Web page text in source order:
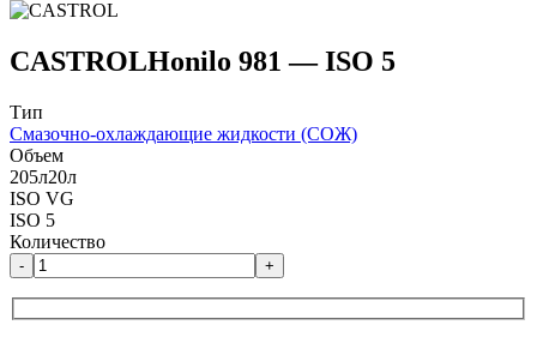
CASTROLHonilo 981 — ISO 5
Тип
Смазочно-охлаждающие жидкости (СОЖ)
Объем
205л20л
ISO VG
ISO 5
Количество
- +